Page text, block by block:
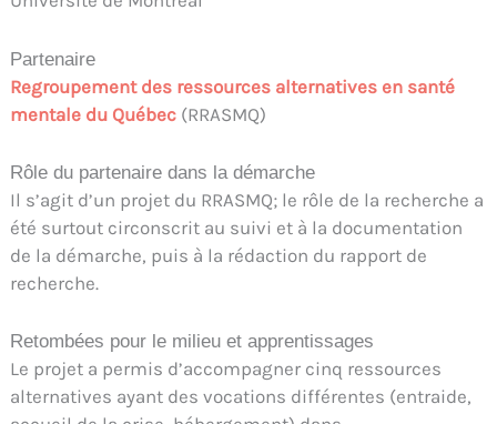
Partenaire
Regroupement des ressources alternatives en santé
mentale du Québec (RRASMQ)
Rôle du partenaire dans la démarche
Il s’agit d’un projet du RRASMQ; le rôle de la recherche a
été surtout circonscrit au suivi et à la documentation
de la démarche, puis à la rédaction du rapport de
recherche.
Retombées pour le milieu et apprentissages
Le projet a permis d’accompagner cinq ressources
alternatives ayant des vocations différentes (entraide,